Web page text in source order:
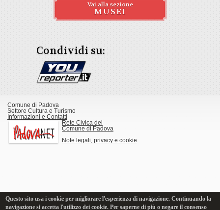
Vai alla sezione
MUSEI
Condividi su:
Comune di Padova
Settore Cultura e Turismo
Informazioni e Contatti
Rete Civica del
Comune di Padova
Note legali, privacy e cookie
Questo sito usa i cookie per migliorare l'esperienza di navigazione. Continuando la
navigazione si accetta l'utilizzo dei cookie. Per saperne di più o negare il consenso